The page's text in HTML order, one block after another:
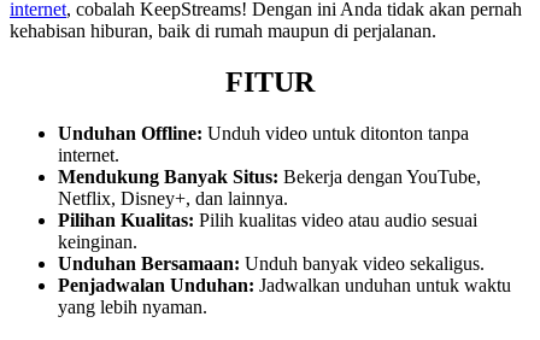
internet, cobalah KeepStreams! Dengan ini Anda tidak akan pernah
kehabisan hiburan, baik di rumah maupun di perjalanan.
FITUR
Unduhan Offline: Unduh video untuk ditonton tanpa
internet.
Mendukung Banyak Situs: Bekerja dengan YouTube,
Netflix, Disney+, dan lainnya.
Pilihan Kualitas: Pilih kualitas video atau audio sesuai
keinginan.
Unduhan Bersamaan: Unduh banyak video sekaligus.
Penjadwalan Unduhan: Jadwalkan unduhan untuk waktu
yang lebih nyaman.